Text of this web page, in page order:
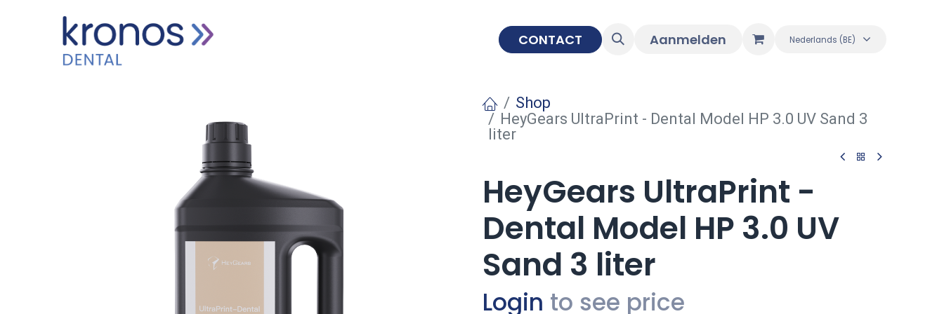
HOME CONTACT Aanmelden Nederlands (BE)
Shop
HeyGears UltraPrint - Dental Model HP 3.0 UV Sand 3
liter
HeyGears UltraPrint -
Dental Model HP 3.0 UV
Sand 3 liter
Login to see price